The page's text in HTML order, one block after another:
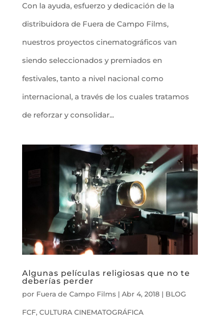
Con la ayuda, esfuerzo y dedicación de la
distribuidora de Fuera de Campo Films,
nuestros proyectos cinematográficos van
siendo seleccionados y premiados en
festivales, tanto a nivel nacional como
internacional, a través de los cuales tratamos
de reforzar y consolidar...
Algunas películas religiosas que no te
deberías perder
por Fuera de Campo Films| Abr 4, 2018| BLOG
FCF, CULTURA CINEMATOGRÁFICA